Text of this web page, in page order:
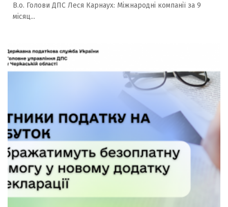
В.о. Голови ДПС Леся Карнаух: Міжнародні компанії за 9
місяц...